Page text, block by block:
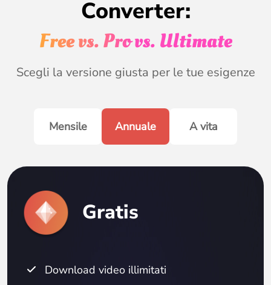
Converter:
Free vs. Pro vs. Ultimate
Scegli la versione giusta per le tue esigenze
Mensile Annuale A vita
Gratis
Download video illimitati